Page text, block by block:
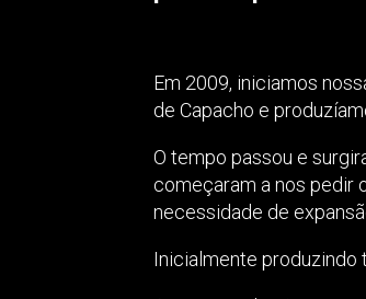
Em 2009, iniciamos
de Capacho e
O tempo passou e
começaram a nos pedir
necessidade de
Inicialmente produzindo